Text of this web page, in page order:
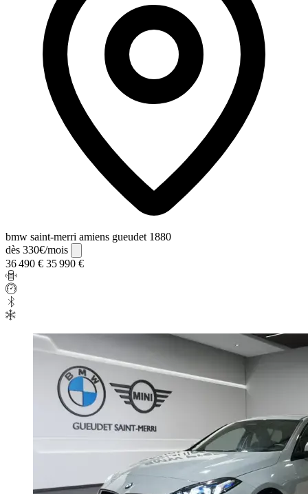
bmw saint-merri amiens gueudet 1880
dès 330€/mois
36 490 € 35 990 €